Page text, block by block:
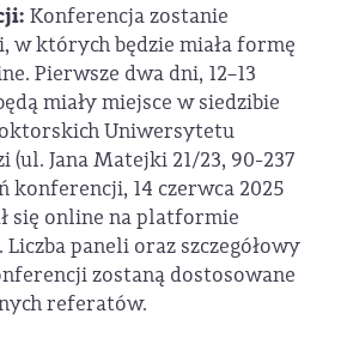
Konferencja zostanie
w których będzie miała formę
Pierwsze dwa dni, 12–13
miały miejsce w siedzibie
Uniwersytetu
(ul. Jana Matejki 21/23, 90-237
konferencji, 14 czerwca 2025
się online na platformie
paneli oraz szczegółowy
zostaną dostosowane
referatów.